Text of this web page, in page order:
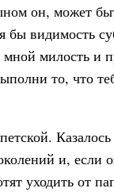
он, может
бы видимость
мной милость
то, что
и, если
уходить от